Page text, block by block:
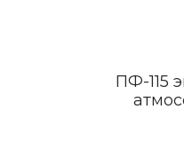
ПФ-115